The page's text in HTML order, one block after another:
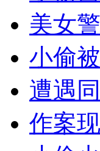
山西运城恶犬
女孩北京地铁殴
无痛分娩是否
美女
小偷
遭遇
作案